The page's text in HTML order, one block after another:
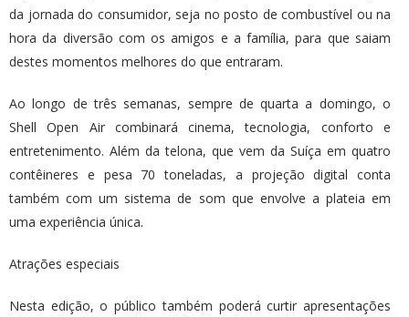
da jornada do consumidor, seja no posto de combustível ou na
hora da diversão com os amigos e a família, para que saiam
destes momentos melhores do que entraram.
Ao longo de três semanas, sempre de quarta a domingo, o
Shell Open Air combinará cinema, tecnologia, conforto e
entretenimento. Além da telona, que vem da Suíça em quatro
contêineres e pesa 70 toneladas, a projeção digital conta
também com um sistema de som que envolve a plateia em
uma experiência única.
Atrações especiais
Nesta edição, o público também poderá curtir apresentações